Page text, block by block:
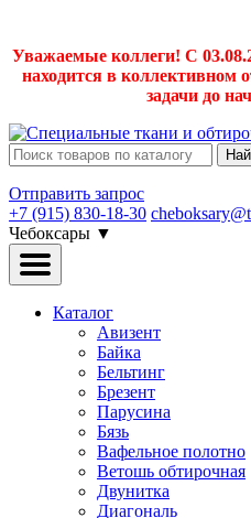
Уважаемые коллеги! С
находится в коллективном
задачи до
Отправить запрос
+7 (915) 830-18-30
Чебоксары ▼
Каталог
Авизент
Байка
Бельтинг
Брезент
Парусина
Бязь
Вафельное полотно
Ветошь обтирочная
Двунитка
Диагональ